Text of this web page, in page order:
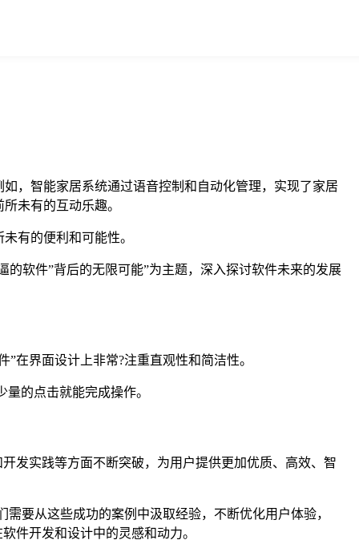
，智能家居系统通过语音控制和自动化管理，实现了家居
未有的互动乐趣。
有的便利和可能性。
软件”背后的无限可能”为主题，深入探讨软件未来的发展
在界面设计上非常?注重直观性和简洁性。
的点击就能完成操作。
发实践等方面不断突破，为用户提供更加优质、高效、智
要从这些成功的案例中汲取经验，不断优化用户体验，
件开发和设计中的灵感和动力。